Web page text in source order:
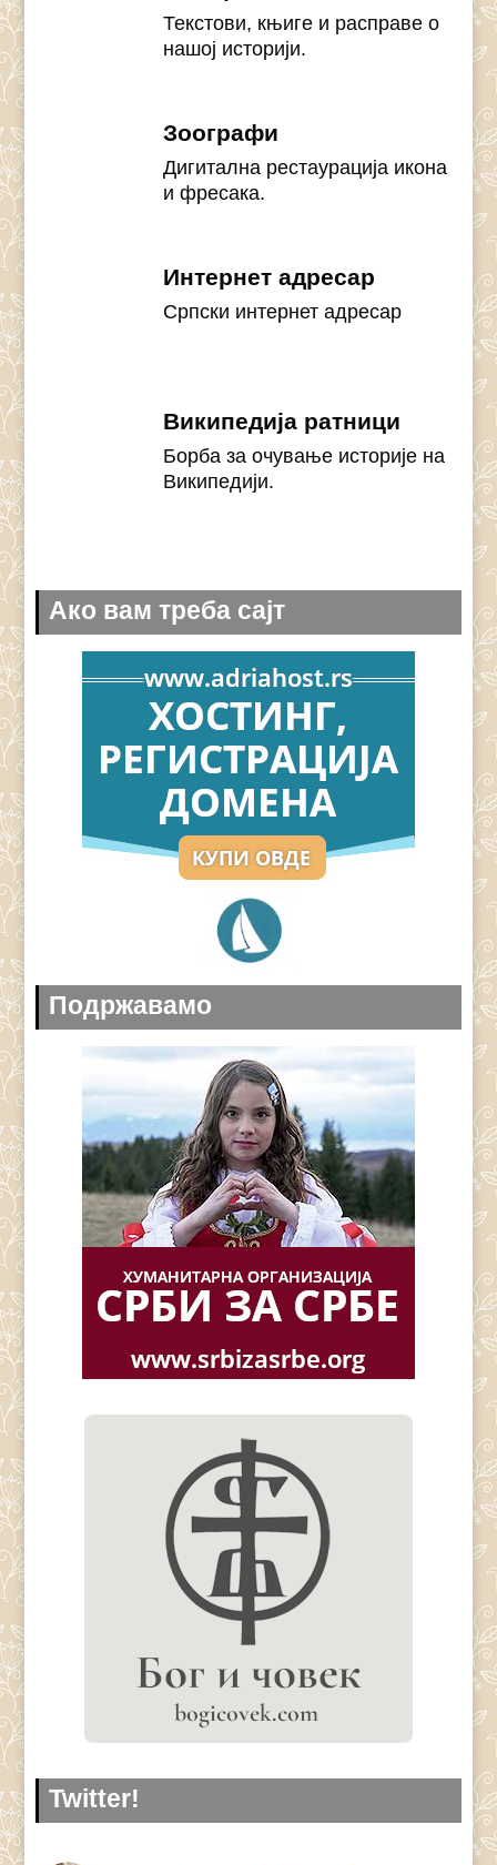
Текстови, књиге и расправе о
нашој историји.
Зоографи
Дигитална рестаурација икона
и фресака.
Интернет адресар
Српски интернет адресар
Википедија ратници
Борба за очување историје на
Википедији.
Ако вам треба сајт
Подржавамо
Twitter!